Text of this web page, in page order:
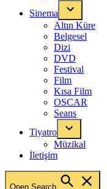
Sinema
Altın Küre
Belgesel
Dizi
DVD
Festival
Film
Kısa Film
OSCAR
Seans
Tiyatro
Müzikal
İletişim
Open Search